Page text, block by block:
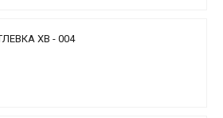
ХВ - 004